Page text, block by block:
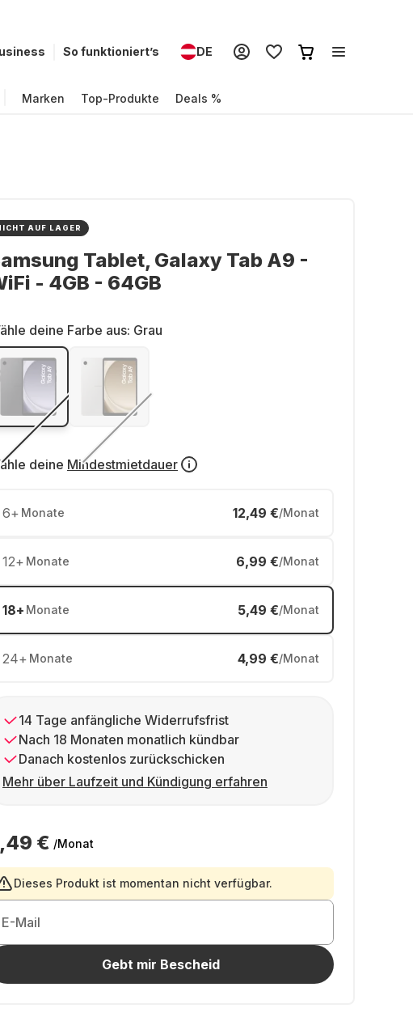
So funktioniert’s DE
Marken Top-Produkte Deals %
AUF LAGER
Tablet, Galaxy Tab A9 -
- 4GB - 64GB
deine Farbe aus: Grau
deine Mindestmietdauer
6+ Monate 12,49 €/Monat
12+ Monate 6,99 €/Monat
18+ Monate 5,49 €/Monat
24+ Monate 4,99 €/Monat
14 Tage anfängliche Widerrufsfrist
Nach 18 Monaten monatlich kündbar
Danach kostenlos zurückschicken
Mehr über Laufzeit und Kündigung erfahren
€ /Monat
Dieses Produkt ist momentan nicht verfügbar.
E-Mail
Gebt mir Bescheid